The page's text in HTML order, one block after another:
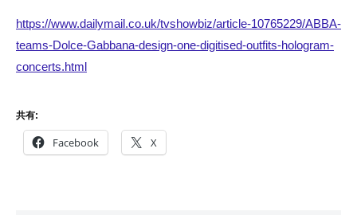
https://www.dailymail.co.uk/tvshowbiz/article-10765229/ABBA-
teams-Dolce-Gabbana-design-one-digitised-outfits-hologram-
concerts.html
共有:
Facebook X